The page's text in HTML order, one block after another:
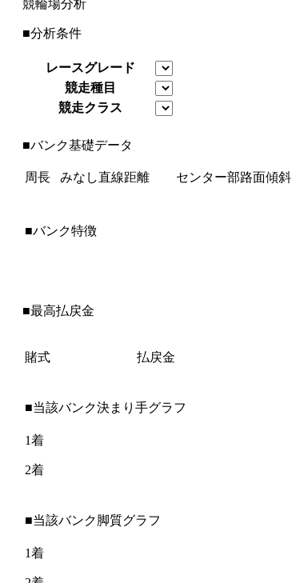
競輪場分析
■分析条件
レースグレード
競走種目
競走クラス
■バンク基礎データ
周長 みなし直線距離 センター部路面傾斜
■バンク特徴
■最高払戻金
賭式 払戻金
■当該バンク決まり手グラフ
1着
2着
■当該バンク脚質グラフ
1着